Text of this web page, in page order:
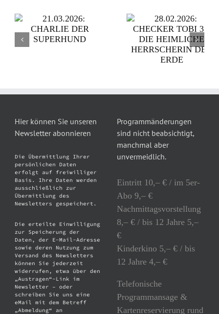
Hier können Sie unseren
Newsletter abonnieren
Die Übermittlung Ihrer
persönlichen Daten
erfolgt auf freiwilliger
Basis. Ihre Daten werden
ausschließlich zur
Übermittlung des
Newsletters gespeichert.
Die erteilte Einwilligung
zur Speicherung der
Daten, der E-Mail-Adresse
sowie deren Nutzung zum
Versand des Newsletters
können Sie jederzeit
widerrufen, etwa über den
„Austragen“-Link im
Newsletter – oder
schreiben Sie uns eine
eMail mit dem Betreff
„Abmeldung“ an
Programmänderungen
sind nicht beabsichtigt,
manchmal aber
unvermeidlich.
Eintritt 10,– € / im 5er-
Abo 9,– €
Nachmittagsvorstellung
8,– € / bis 12 Jahre 5,–
€
Kinderkino 5,– € / bis
12 Jahre 4,– €
Telefonische
Programmansage &
Kartenreservierung rund